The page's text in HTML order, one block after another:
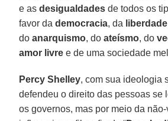
e asdesigualdades de todos os
favor dademocracia, da
doanarquismo, doateísmo, do
amor livre e de uma sociedade
Percy Shelley, com sua ideologia
defendeu o direito das pessoas se
os governos, mas por meio da